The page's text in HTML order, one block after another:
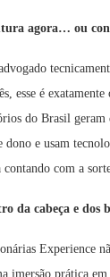
agora… ou
esse é
do Brasil
dono e usam
com a
da cabeça e dos
Experience
imersão prática